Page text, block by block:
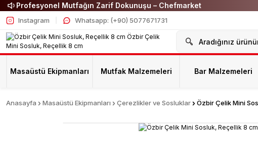
Profesyonel Mutfağın Zarif Dokunuşu – Chefmarket
Instagram Whatsapp: (+90) 5077671731
Masaüstü Ekipmanları Mutfak Malzemeleri Bar Malzemeleri
Anasayfa Masaüstü Ekipmanları Çerezlikler ve Sosluklar Özbir Çelik Mini